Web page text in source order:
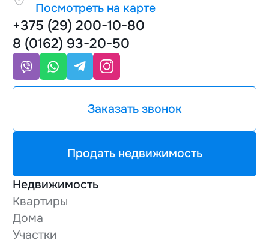
Посмотреть на карте
Недвижимость
Квартиры
Дома
Участки
+375 (29) 200-10-80
8 (0162) 93-20-50
Заказать звонок
Продать недвижимость